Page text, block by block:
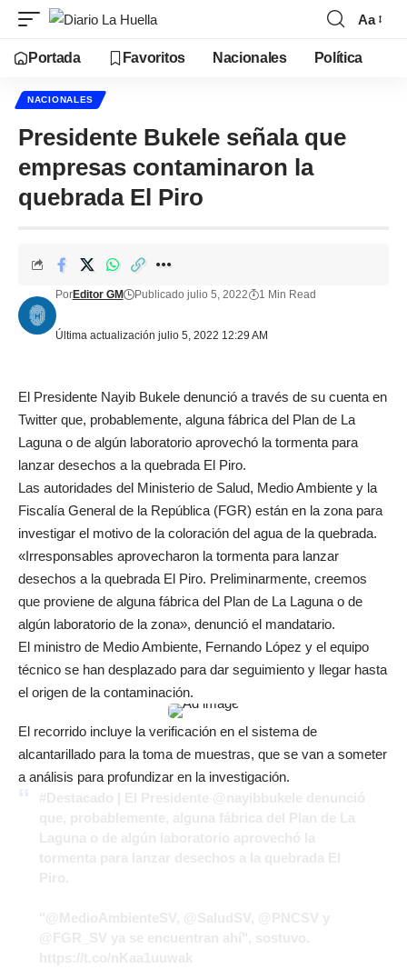
Aa
Portada Favoritos Nacionales Política
NACIONALES
Presidente Bukele señala que
empresas contaminaron la
quebrada El Piro
Última actualización julio 5, 2022 12:29 AM
PorEditor GM Publicado julio 5, 2022 1 Min Read
El Presidente Nayib Bukele denunció a través de su cuenta en
Twitter que, probablemente, alguna fábrica del Plan de La
Laguna o de algún laboratorio aprovechó la tormenta para
lanzar desechos a la quebrada El Piro.
Las autoridades del Ministerio de Salud, Medio Ambiente y la
Fiscalía General de la República (FGR) están en la zona para
investigar el motivo de la coloración del agua de la quebrada.
«Irresponsables aprovecharon la tormenta para lanzar
desechos a la quebrada El Piro. Preliminarmente, creemos
que proviene de alguna fábrica del Plan de La Laguna o de
algún laboratorio de la zona», denunció el mandatario.
El ministro de Medio Ambiente, Fernando López y el equipo
técnico se han desplazado para dar seguimiento y llegar hasta
el origen de la contaminación.
El recorrido incluye la verificación en el sistema de
alcantarillado para la toma de muestras, que se van a someter
a análisis para profundizar en la investigación.